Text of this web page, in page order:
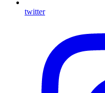
twitter